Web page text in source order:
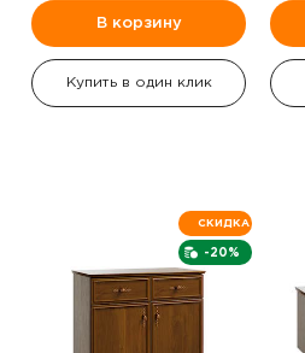
В корзину
Купить в один клик
-20%
СКИДКА